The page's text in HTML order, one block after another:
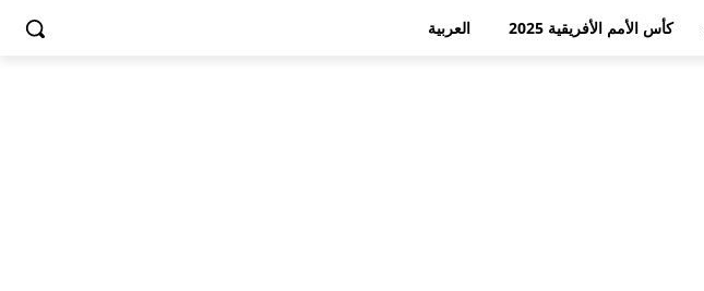
كأس الأمم الأفريقية 2025 العربية